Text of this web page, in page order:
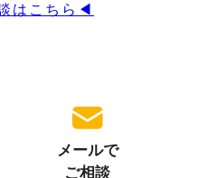
はこちら◀︎
メールで
ご相談